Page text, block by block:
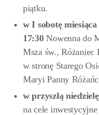
piątku.
w I sobotę miesiąca
17:30Nowenna do
Msza św.,
w stronę Starego
Maryi Panny
w przyszłą niedzielę
na cele